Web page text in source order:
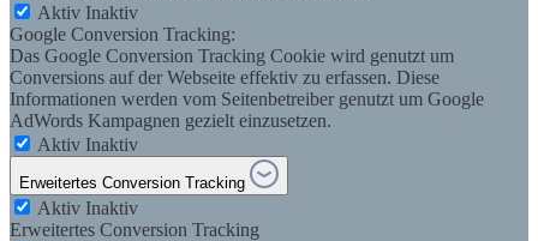
Aktiv Inaktiv
Google Conversion Tracking:
Das Google Conversion Tracking Cookie wird genutzt um
Conversions auf der Webseite effektiv zu erfassen. Diese
Informationen werden vom Seitenbetreiber genutzt um Google
AdWords Kampagnen gezielt einzusetzen.
Aktiv Inaktiv
Erweitertes Conversion Tracking
Aktiv Inaktiv
Erweitertes Conversion Tracking